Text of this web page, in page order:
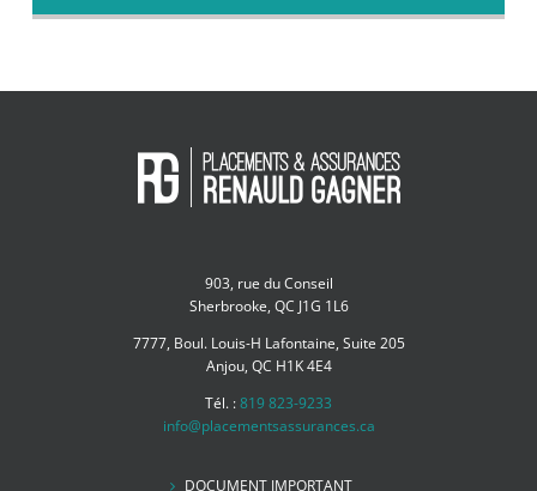
903, rue du Conseil
Sherbrooke, QC J1G 1L6
7777, Boul. Louis-H Lafontaine, Suite 205
Anjou, QC H1K 4E4
Tél. :819 823-9233
info@placementsassurances.ca
DOCUMENT IMPORTANT